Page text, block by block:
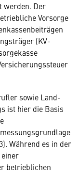
werden. Der
Vorsorge
(KV-
sowie Land-
ist hier die Basis
Während es in der
betrieblichen